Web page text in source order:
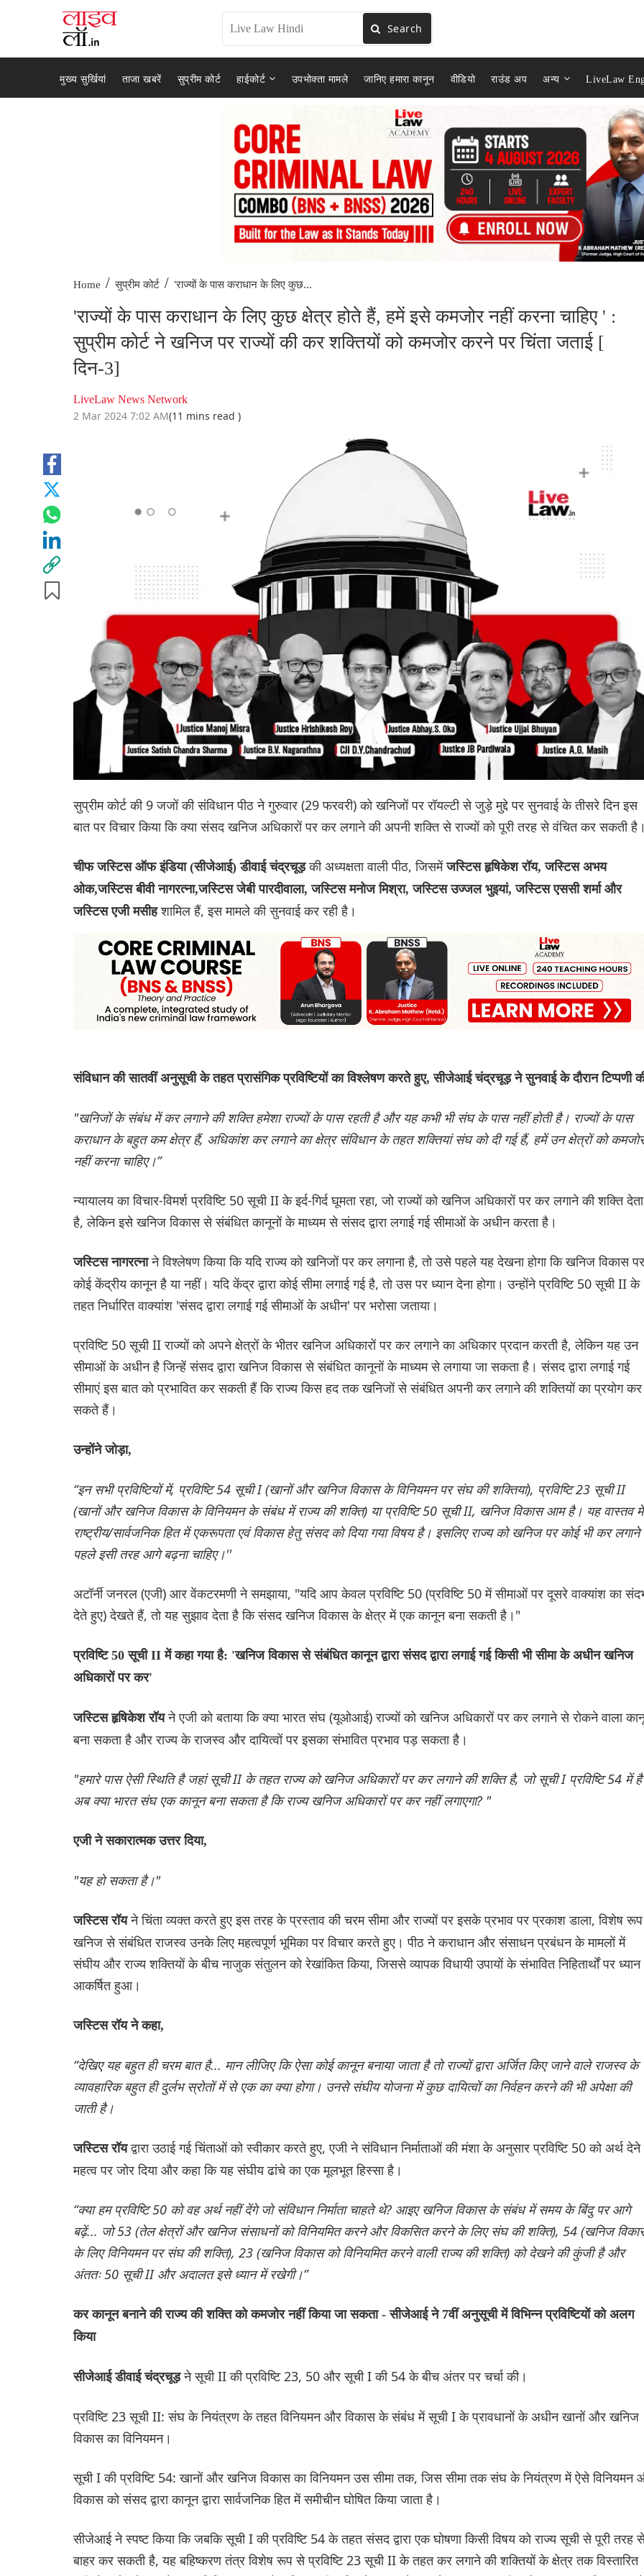
Search
मुख्य सुर्खियां ताजा खबरें सुप्रीम कोर्ट हाईकोर्ट उपभोक्ता मामले जानिए हमारा कानून वीडियो राउंड अप अन्य LiveLaw
Home / सुप्रीम कोर्ट / 'राज्यों के पास कराधान के लिए कुछ...
'राज्यों के पास कराधान के लिए कुछ क्षेत्र होते हैं, हमें इसे कमजोर नहीं करना चाहिए ' :
सुप्रीम कोर्ट ने खनिज पर राज्यों की कर शक्तियों को कमजोर करने पर चिंता जताई [
दिन-3]
LiveLaw News Network
2 Mar 2024 7:02 AM(11 mins read )
सुप्रीम कोर्ट की 9 जजों की संविधान पीठ ने गुरुवार (29 फरवरी) को खनिजों पर रॉयल्टी से जुड़े मुद्दे पर सुनवाई के तीसरे दिन इस
बात पर विचार किया कि क्या संसद खनिज अधिकारों पर कर लगाने की अपनी शक्ति से राज्यों को पूरी तरह से वंचित कर सकती
चीफ जस्टिस ऑफ इंडिया (सीजेआई) डीवाई चंद्रचूड़की अध्यक्षता वाली पीठ, जिसमेंजस्टिस हृषिकेश रॉय, जस्टिस अभय
ओक,जस्टिस बीवी नागरत्ना,जस्टिस जेबी पारदीवाला, जस्टिस मनोज मिश्रा, जस्टिस उज्जल भुइयां, जस्टिस एससी शर्मा और
जस्टिस एजी मसीहशामिल हैं, इस मामले की सुनवाई कर रही है।
संविधान की सातवीं अनुसूची के तहत प्रासंगिक प्रविष्टियों का विश्लेषण करते हुए, सीजेआई चंद्रचूड़ ने सुनवाई के दौरान टिप्पणी
"खनिजों के संबंध में कर लगाने की शक्ति हमेशा राज्यों के पास रहती है और यह कभी भी संघ के पास नहीं होती है। राज्यों के पास
कराधान के बहुत कम क्षेत्र हैं, अधिकांश कर लगाने का क्षेत्र संविधान के तहत शक्तियां संघ को दी गई हैं, हमें उन क्षेत्रों को कमजोर
नहीं करना चाहिए।”
न्यायालय का विचार-विमर्श प्रविष्टि 50 सूची II के इर्द-गिर्द घूमता रहा, जो राज्यों को खनिज अधिकारों पर कर लगाने की शक्ति देता
है, लेकिन इसे खनिज विकास से संबंधित कानूनों के माध्यम से संसद द्वारा लगाई गई सीमाओं के अधीन करता है।
जस्टिस नागरत्नाने विश्लेषण किया कि यदि राज्य को खनिजों पर कर लगाना है, तो उसे पहले यह देखना होगा कि खनिज विकास पर
कोई केंद्रीय कानून है या नहीं। यदि केंद्र द्वारा कोई सीमा लगाई गई है, तो उस पर ध्यान देना होगा। उन्होंने प्रविष्टि 50 सूची II के
तहत निर्धारित वाक्यांश 'संसद द्वारा लगाई गई सीमाओं के अधीन' पर भरोसा जताया।
प्रविष्टि 50 सूची II राज्यों को अपने क्षेत्रों के भीतर खनिज अधिकारों पर कर लगाने का अधिकार प्रदान करती है, लेकिन यह उन
सीमाओं के अधीन है जिन्हें संसद द्वारा खनिज विकास से संबंधित कानूनों के माध्यम से लगाया जा सकता है। संसद द्वारा लगाई गई
सीमाएं इस बात को प्रभावित कर सकती हैं कि राज्य किस हद तक खनिजों से संबंधित अपनी कर लगाने की शक्तियों का प्रयोग कर
सकते हैं।
उन्होंने जोड़ा,
“इन सभी प्रविष्टियों में, प्रविष्टि 54 सूची I (खानों और खनिज विकास के विनियमन पर संघ की शक्तियां), प्रविष्टि 23 सूची II
(खानों और खनिज विकास के विनियमन के संबंध में राज्य की शक्ति) या प्रविष्टि 50 सूची II, खनिज विकास आम है। यह वास्तव में
राष्ट्रीय/सार्वजनिक हित में एकरूपता एवं विकास हेतु संसद को दिया गया विषय है। इसलिए राज्य को खनिज पर कोई भी कर
पहले इसी तरह आगे बढ़ना चाहिए।''
अटॉर्नी जनरल (एजी) आर वेंकटरमणी ने समझाया, "यदि आप केवल प्रविष्टि 50 (प्रविष्टि 50 में सीमाओं पर दूसरे वाक्यांश का
देते हुए) देखते हैं, तो यह सुझाव देता है कि संसद खनिज विकास के क्षेत्र में एक कानून बना सकती है।"
प्रविष्टि 50 सूची II में कहा गया है: 'खनिज विकास से संबंधित कानून द्वारा संसद द्वारा लगाई गई किसी भी सीमा के अधीन खनिज
अधिकारों पर कर'
जस्टिस हृषिकेश रॉयने एजी को बताया कि क्या भारत संघ (यूओआई) राज्यों को खनिज अधिकारों पर कर लगाने से रोकने वाला
बना सकता है और राज्य के राजस्व और दायित्वों पर इसका संभावित प्रभाव पड़ सकता है।
"हमारे पास ऐसी स्थिति है जहां सूची II के तहत राज्य को खनिज अधिकारों पर कर लगाने की शक्ति है, जो सूची I प्रविष्टि 54 में
अब क्या भारत संघ एक कानून बना सकता है कि राज्य खनिज अधिकारों पर कर नहीं लगाएगा? "
एजी ने सकारात्मक उत्तर दिया,
"यह हो सकता है।"
जस्टिस रॉयने चिंता व्यक्त करते हुए इस तरह के प्रस्ताव की चरम सीमा और राज्यों पर इसके प्रभाव पर प्रकाश डाला, विशेष
खनिज से संबंधित राजस्व उनके लिए महत्वपूर्ण भूमिका पर विचार करते हुए। पीठ ने कराधान और संसाधन प्रबंधन के मामलों में
संघीय और राज्य शक्तियों के बीच नाजुक संतुलन को रेखांकित किया, जिससे व्यापक विधायी उपायों के संभावित निहितार्थों पर ध्यान
आकर्षित हुआ।
जस्टिस रॉय ने कहा,
“देखिए यह बहुत ही चरम बात है... मान लीजिए कि ऐसा कोई कानून बनाया जाता है तो राज्यों द्वारा अर्जित किए जाने वाले राजस्व के
व्यावहारिक बहुत ही दुर्लभ स्रोतों में से एक का क्या होगा। उनसे संघीय योजना में कुछ दायित्वों का निर्वहन करने की भी अपेक्षा की
जाती है।
जस्टिस रॉयद्वारा उठाई गई चिंताओं को स्वीकार करते हुए, एजी ने संविधान निर्माताओं की मंशा के अनुसार प्रविष्टि 50 को अर्थ
महत्व पर जोर दिया और कहा कि यह संघीय ढांचे का एक मूलभूत हिस्सा है।
“क्या हम प्रविष्टि 50 को वह अर्थ नहीं देंगे जो संविधान निर्माता चाहते थे? आइए खनिज विकास के संबंध में समय के बिंदु पर आगे
बढ़ें... जो 53 (तेल क्षेत्रों और खनिज संसाधनों को विनियमित करने और विकसित करने के लिए संघ की शक्ति), 54 (खनिज
के लिए विनियमन पर संघ की शक्ति), 23 (खनिज विकास को विनियमित करने वाली राज्य की शक्ति) को देखने की कुंजी है और
अंततः 50 सूची II और अदालत इसे ध्यान में रखेगी।”
कर कानून बनाने की राज्य की शक्ति को कमजोर नहीं किया जा सकता - सीजेआई ने 7वीं अनुसूची में विभिन्न प्रविष्टियों को अलग
किया
सीजेआई डीवाई चंद्रचूड़ने सूची II की प्रविष्टि 23, 50 और सूची I की 54 के बीच अंतर पर चर्चा की।
प्रविष्टि 23 सूची II: संघ के नियंत्रण के तहत विनियमन और विकास के संबंध में सूची I के प्रावधानों के अधीन खानों और खनिज
विकास का विनियमन।
सूची I की प्रविष्टि 54: खानों और खनिज विकास का विनियमन उस सीमा तक, जिस सीमा तक संघ के नियंत्रण में ऐसे विनियमन
विकास को संसद द्वारा कानून द्वारा सार्वजनिक हित में समीचीन घोषित किया जाता है।
सीजेआई ने स्पष्ट किया कि जबकि सूची I की प्रविष्टि 54 के तहत संसद द्वारा एक घोषणा किसी विषय को राज्य सूची से पूरी तरह
बाहर कर सकती है, यह बहिष्करण तंत्र विशेष रूप से प्रविष्टि 23 सूची II के तहत कर लगाने की शक्तियों के क्षेत्र तक विस्तारित